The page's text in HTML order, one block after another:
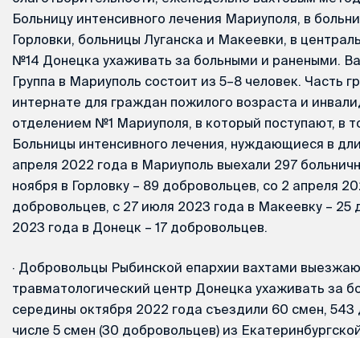
Больницу интенсивного лечения Мариуполя, в
Горловки, больницы Луганска и Макеевки, в
№14 Донецка ухаживать за больными и ранеными.
Группа в Мариуполь состоит из 5–8 человек. Часть
интернате для граждан пожилого возраста и
отделением №1 Мариуполя, в который поступают, в
Больницы интенсивного лечения, нуждающиеся в
апреля 2022 года в Мариуполь выехали 297
ноября в Горловку – 89 добровольцев, со 2 апреля
добровольцев, с 27 июля 2023 года в Макеевку – 25
2023 года в Донецк – 17 добровольцев.
· Добровольцы Рыбинской епархии вахтами
травматологический центр Донецка ухаживать за
середины октября 2022 года съездили 60 смен, 543
числе 5 смен (30 добровольцев) из